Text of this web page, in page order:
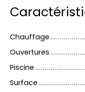
Chauffage
Ouvertures
Piscine
Surface